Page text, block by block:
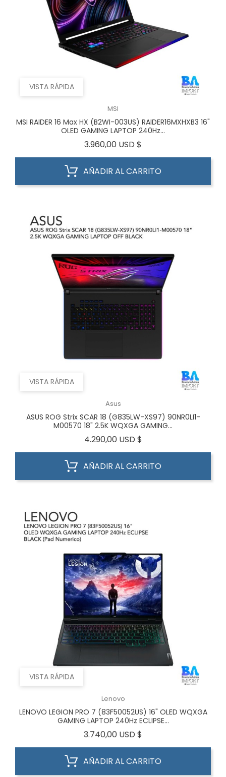
VISTA RÁPIDA
MSI
MSI RAIDER 16 Max HX (B2WI-003US) RAIDER16MXHXB3 16"
OLED GAMING LAPTOP 240Hz...
3.960,00 USD $
AÑADIR AL CARRITO
VISTA RÁPIDA
Asus
ASUS ROG Strix SCAR 18 (G835LW-XS97) 90NR0LI1-
M00570 18" 2.5K WQXGA GAMING...
4.290,00 USD $
AÑADIR AL CARRITO
VISTA RÁPIDA
Lenovo
LENOVO LEGION PRO 7 (83F50052US) 16" OLED WQXGA
GAMING LAPTOP 240Hz ECLIPSE...
3.740,00 USD $
AÑADIR AL CARRITO